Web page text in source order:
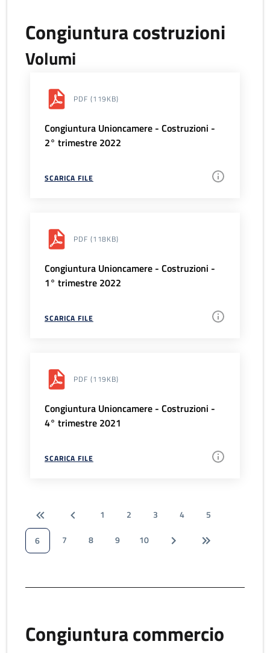
Congiuntura costruzioni
Volumi
PDF (119KB)
Congiuntura Unioncamere - Costruzioni -
2° trimestre 2022
SCARICA FILE
PDF (118KB)
Congiuntura Unioncamere - Costruzioni -
1° trimestre 2022
SCARICA FILE
PDF (119KB)
Congiuntura Unioncamere - Costruzioni -
4° trimestre 2021
SCARICA FILE
1 2 3 4
5
6
7 8 9 10
Congiuntura commercio